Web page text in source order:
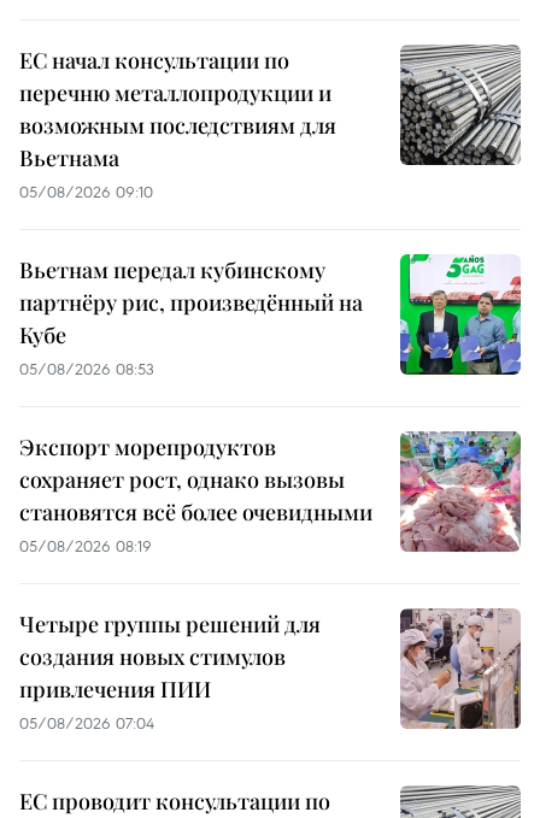
ЕС начал консультации по
перечню металлопродукции и
возможным последствиям для
Вьетнама
05/08/2026 09:10
Вьетнам передал кубинскому
партнёру рис, произведённый на
Кубе
05/08/2026 08:53
Экспорт морепродуктов
сохраняет рост, однако вызовы
становятся всё более очевидными
05/08/2026 08:19
Четыре группы решений для
создания новых стимулов
привлечения ПИИ
05/08/2026 07:04
ЕС проводит консультации по